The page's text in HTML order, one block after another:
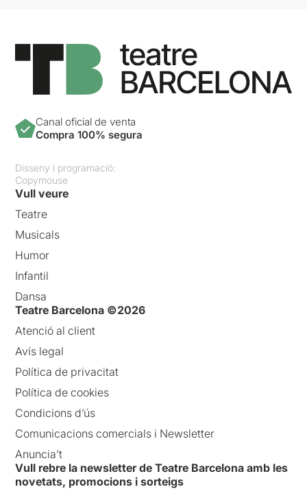
Canal oficial de venta
Compra 100% segura
Disseny i programació:
Copymouse
Vull veure
Teatre
Musicals
Humor
Infantil
Dansa
Teatre Barcelona ©2026
Atenció al client
Avís legal
Política de privacitat
Política de cookies
Condicions d’ús
Comunicacions comercials i Newsletter
Anuncia’t
Vull rebre la newsletter de Teatre Barcelona amb les
novetats, promocions i sorteigs